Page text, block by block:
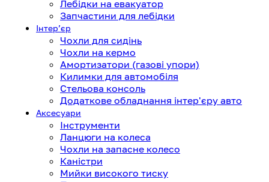
Лебідки на евакуатор
Запчастини для лебідки
Інтерʼєр
Чохли для сидінь
Чохли на кермо
Амортизатори (газові упори)
Килимки для автомобіля
Стельова консоль
Додаткове обладнання інтер'єру авто
Аксесуари
Інструменти
Ланцюги на колеса
Чохли на запасне колесо
Каністри
Мийки високого тиску